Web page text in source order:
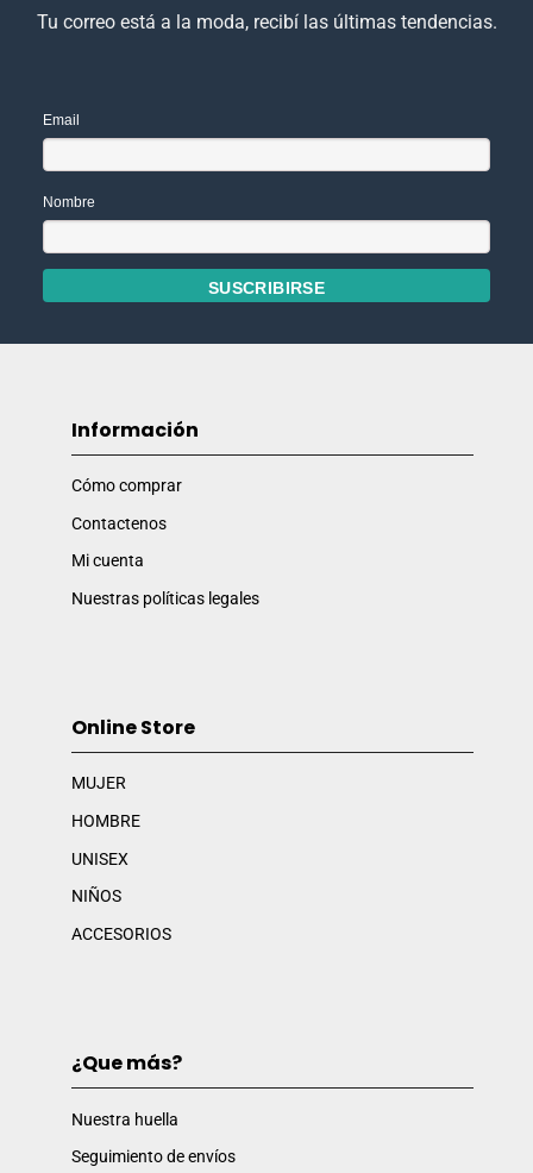
Tu correo está a la moda, recibí las últimas tendencias.
Email
Nombre
Información
Cómo comprar
Contactenos
Mi cuenta
Nuestras políticas legales
Online Store
MUJER
HOMBRE
UNISEX
NIÑOS
ACCESORIOS
¿Que más?
Nuestra huella
Seguimiento de envíos